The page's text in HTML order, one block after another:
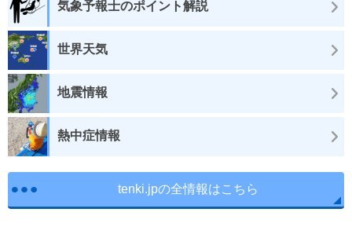
気象予報士のポイント解説
世界天気
地震情報
熱中症情報
tenki.jpの全情報はこちら